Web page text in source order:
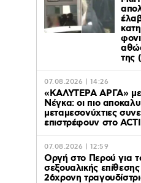
της
07.08.2026 | 14:26
«ΚΑΛΥΤΕΡΑ ΑΡΓΑ»
Νέγκα: οι πιο
μεταμεσονύχτιες
επιστρέφουν στο
07.08.2026 | 12:59
Οργή στο Περού για
σεξουαλικής
26χρονη